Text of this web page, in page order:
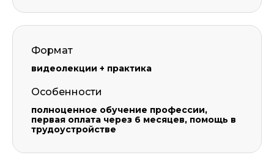
Формат
видеолекции + практика
Особенности
полноценное обучение профессии,
первая оплата через 6 месяцев, помощь в
трудоустройстве